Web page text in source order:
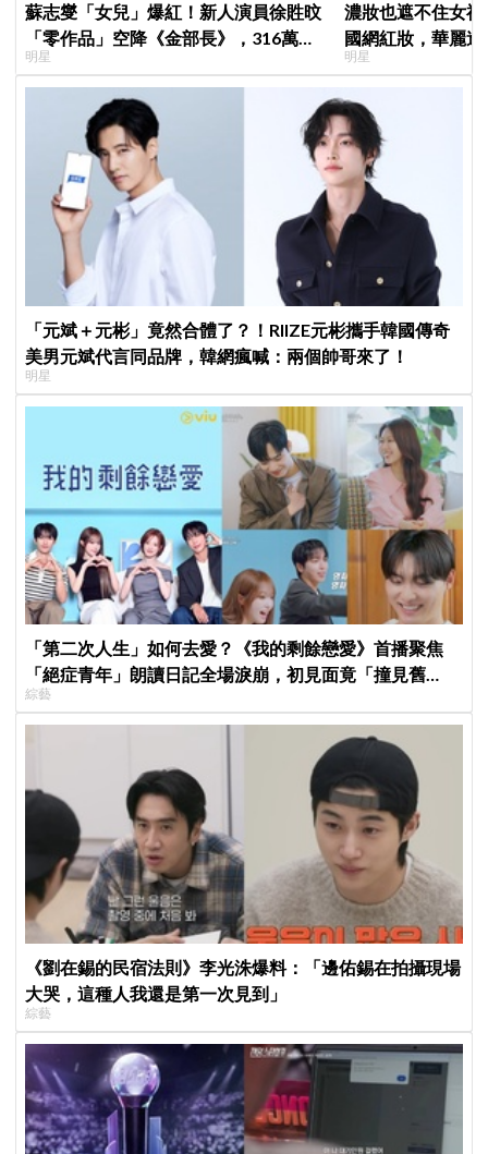
蘇志燮「女兒」爆紅！新人演員徐貹旼
「零作品」空降《金部長》，316萬舊
片被挖出網驚呆：星味藏不住！
明星
濃妝也遮不住女
國網紅妝，華麗
臉比妝還亮眼、
明星
「元斌＋元彬」竟然合體了？！RIIZE元彬攜手韓國傳奇
美男元斌代言同品牌，韓網瘋喊：兩個帥哥來了！
明星
「第二次人生」如何去愛？《我的剩餘戀愛》首播聚焦
「絕症青年」朗讀日記全場淚崩，初見面竟「撞見舊
識」！
綜藝
《劉在錫的民宿法則》李光洙爆料：「邊佑錫在拍攝現場
大哭，這種人我還是第一次見到」
綜藝